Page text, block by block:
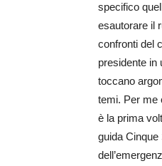
specifico
esautorare il
confronti del
presidente in
toccano
temi. Per me
è la prima
guida